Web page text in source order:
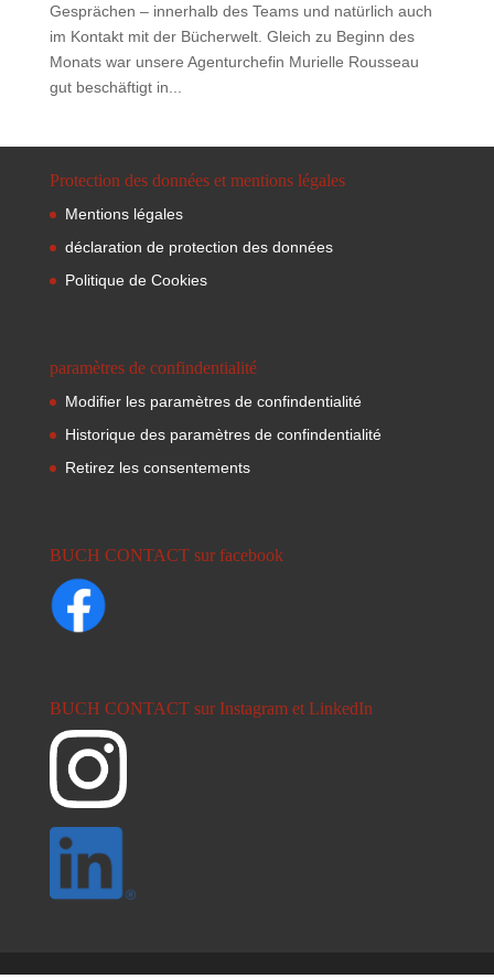
Gesprächen – innerhalb des Teams und natürlich auch
im Kontakt mit der Bücherwelt. Gleich zu Beginn des
Monats war unsere Agenturchefin Murielle Rousseau
gut beschäftigt in...
Protection des données et mentions légales
Mentions légales
déclaration de protection des données
Politique de Cookies
paramètres de confindentialité
Modifier les paramètres de confindentialité
Historique des paramètres de confindentialité
Retirez les consentements
BUCH CONTACT sur facebook
BUCH CONTACT sur Instagram et LinkedIn